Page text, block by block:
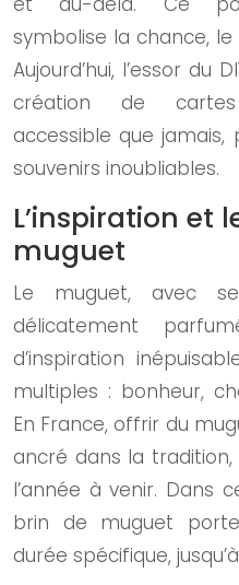
symbolise la chance,
Aujourd’hui, l’essor
création de cartes
accessible que
souvenirs inoubliables.
L’inspiration et
muguet
Le muguet, avec
délicatement
d’inspiration
multiples : bonheur,
En France, offrir du
ancré dans la tradition,
l’année à venir. Dans
brin de muguet
durée spécifique,